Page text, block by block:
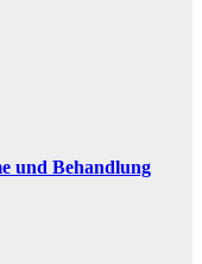
und Behandlung